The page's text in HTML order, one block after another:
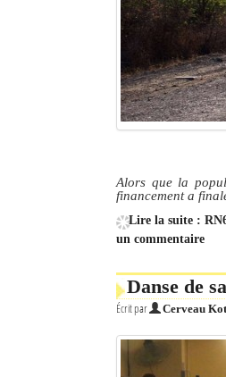
Alors que la
financement a
Lire la suite :
un commentaire
Danse de
Écrit par Cerveau